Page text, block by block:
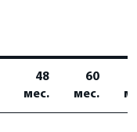
48
мес.
60
мес.